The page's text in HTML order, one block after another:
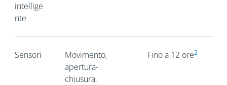
intellige
nte
Sensori
Movimento,
apertura-
chiusura,
Fino a 12 ore2